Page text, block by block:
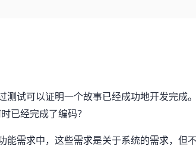
测试可以证明一个故事已经成功地开发完成
已经完成了编码？
能需求中，这些需求是关于系统的需求，但